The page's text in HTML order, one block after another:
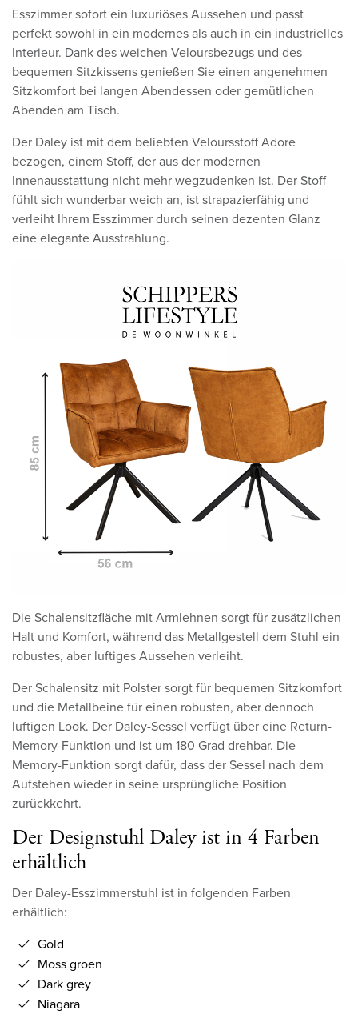
Esszimmer sofort ein luxuriöses Aussehen und passt
perfekt sowohl in ein modernes als auch in ein industrielles
Interieur. Dank des weichen Veloursbezugs und des
bequemen Sitzkissens genießen Sie einen angenehmen
Sitzkomfort bei langen Abendessen oder gemütlichen
Abenden am Tisch.
Der Daley ist mit dem beliebten Veloursstoff Adore
bezogen, einem Stoff, der aus der modernen
Innenausstattung nicht mehr wegzudenken ist. Der Stoff
fühlt sich wunderbar weich an, ist strapazierfähig und
verleiht Ihrem Esszimmer durch seinen dezenten Glanz
eine elegante Ausstrahlung.
Die Schalensitzfläche mit Armlehnen sorgt für zusätzlichen
Halt und Komfort, während das Metallgestell dem Stuhl ein
robustes, aber luftiges Aussehen verleiht.
Der Schalensitz mit Polster sorgt für bequemen Sitzkomfort
und die Metallbeine für einen robusten, aber dennoch
luftigen Look. Der Daley-Sessel verfügt über eine Return-
Memory-Funktion und ist um 180 Grad drehbar. Die
Memory-Funktion sorgt dafür, dass der Sessel nach dem
Aufstehen wieder in seine ursprüngliche Position
zurückkehrt.
Der Designstuhl Daley ist in 4 Farben
erhältlich
Der Daley-Esszimmerstuhl ist in folgenden Farben
erhältlich:
Gold
Moss groen
Dark grey
Niagara